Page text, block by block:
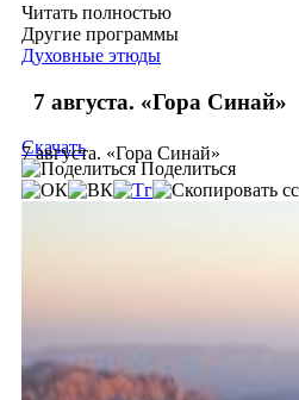
Читать полностью
Другие программы
Духовные этюды
7 августа. «Гора Синай»
7 августа. «Гора Синай»
Скачать
Поделиться